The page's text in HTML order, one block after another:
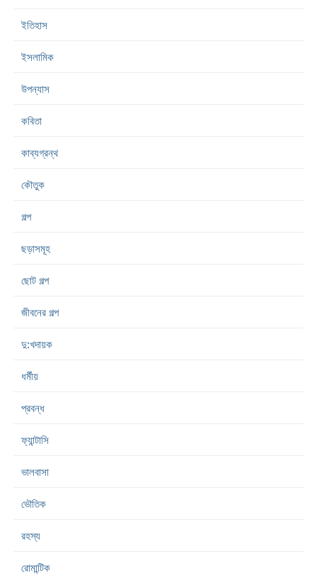
ইতিহাস
ইসলামিক
উপন্যাস
কবিতা
কাব্যগ্রন্থ
কৌতুক
গল্প
ছড়াসমূহ
ছোট গল্প
জীবনের গল্প
দু:খদায়ক
ধর্মীয়
প্রবন্ধ
ফ্যান্টাসি
ভালবাসা
ভৌতিক
রহস্য
রোমান্টিক